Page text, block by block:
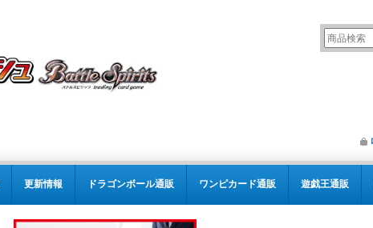
更新情報 ドラゴンボール通販 ワンピカード通販 遊戯王通販